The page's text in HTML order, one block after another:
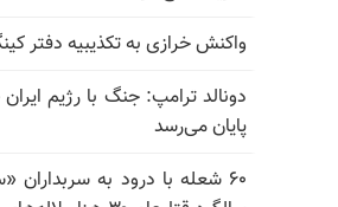
واکنش خرازی به تکذیبیه دفتر
دونالد ترامپ: جنگ با رژیم
پایان می‌رسد
۶۰ شعله با درود به